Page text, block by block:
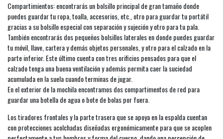
Compartimientos: encontrarás un bolsillo principal de gran tamaño donde
puedes guardar tu ropa, toalla, accesorios, etc., otro para guardar tu portátil
gracias a su bolsillo especial con separación y sujeción y otro para tu pala.
También encontrarás dos pequeños bolsillos laterales en donde puedes guardar
tu móvil, llave, cartera y demás objetos personales, y otro para el calzado en la
parte inferior. Este último cuenta con tres orificios pensados para que el
calzado tenga una buena ventilación y además permita caer la suciedad
acumulada en la suela cuando terminas de jugar.
En el exterior de la mochila encontramos dos compartimentos de red para
guardar una botella de agua o bote de bolas por fuera.
Los tiradores frontales y la parte trasera que se apoya en la espalda cuentan
con protecciones acolchadas diseñadas ergonómicamente para que se acoplen